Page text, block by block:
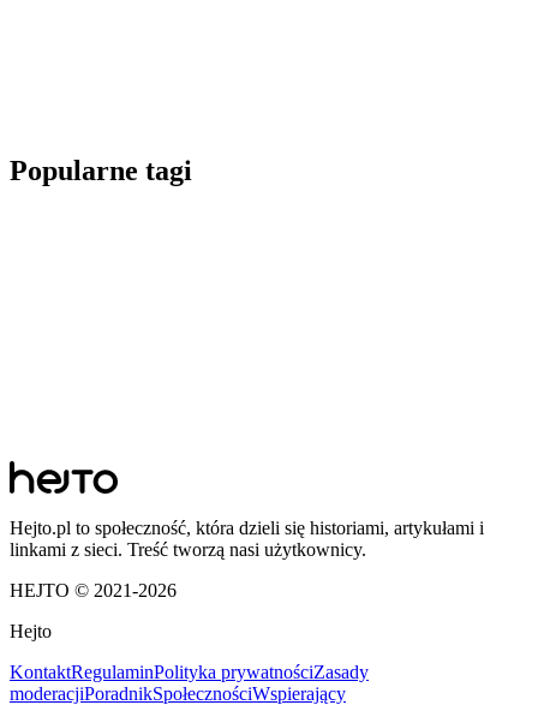
Popularne tagi
Hejto.pl to społeczność, która dzieli się historiami, artykułami i
linkami z sieci. Treść tworzą nasi użytkownicy.
HEJTO © 2021-2026
Hejto
KontaktRegulaminPolityka prywatnościZasady
moderacjiPoradnikSpołecznościWspierający